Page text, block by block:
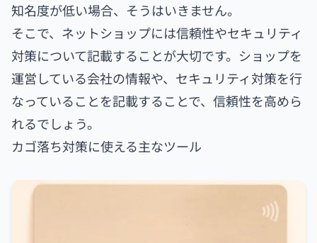
知名度が低い場合、そうはいきません。
そこで、ネットショップには信頼性やセキュリティ
対策について記載することが大切です。ショップを
運営している会社の情報や、セキュリティ対策を行
なっていることを記載することで、信頼性を高めら
れるでしょう。
カゴ落ち対策に使える主なツール